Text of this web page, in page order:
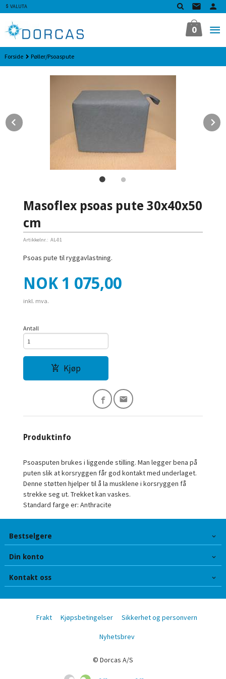
Gå
til
innholdet
VALUTA
0
Forside Pøller/Psoaspute
Masoflex psoas pute 30x40x50
cm
Artikkelnr.: AL-01
Psoas pute til ryggavlastning.
Pris
NOK 1 075,00
inkl. mva.
Antall
Kjøp
Produktinfo
Psoasputen brukes i liggende stilling. Man legger bena på
puten slik at korsryggen får god kontakt med underlaget.
Denne støtten hjelper til å la musklene i korsryggen få
strekke seg ut. Trekket kan vaskes.
Standard farge er: Anthracite
Bestselgere
Din konto
Kontakt oss
Frakt Kjøpsbetingelser Sikkerhet og personvern
Nyhetsbrev
© Dorcas A/S